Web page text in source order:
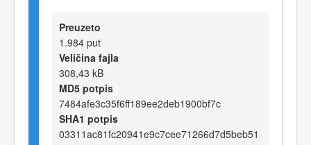
Preuzeto
1.984 put
Veličina fajla
308,43 kB
MD5 potpis
7484afe3c35f6ff189ee2deb1900bf7c
SHA1 potpis
03311ac81fc20941e9c7cee71266d7d5beb51